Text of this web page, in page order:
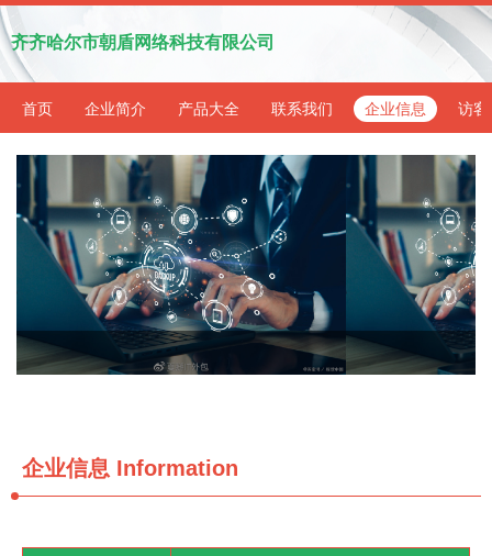
齐齐哈尔市朝盾网络科技有限公司
首页 企业简介 产品大全 联系我们 企业信息 访客
企业信息 Information